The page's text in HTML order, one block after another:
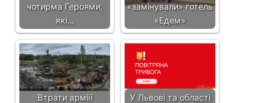
чотирма Героями,
які…
«замінували» готель
«Едем»
Втрати арміії
У Львові та області